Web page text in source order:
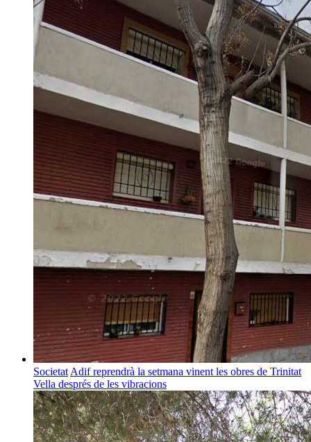
Societat Adif reprendrà la setmana vinent les obres de Trinitat
Vella després de les vibracions